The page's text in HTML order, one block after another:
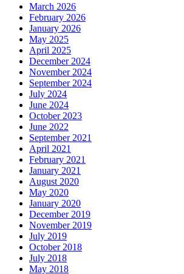
March 2026
February 2026
January 2026
May 2025
April 2025
December 2024
November 2024
September 2024
July 2024
June 2024
October 2023
June 2022
September 2021
April 2021
February 2021
January 2021
August 2020
May 2020
January 2020
December 2019
November 2019
July 2019
October 2018
July 2018
May 2018